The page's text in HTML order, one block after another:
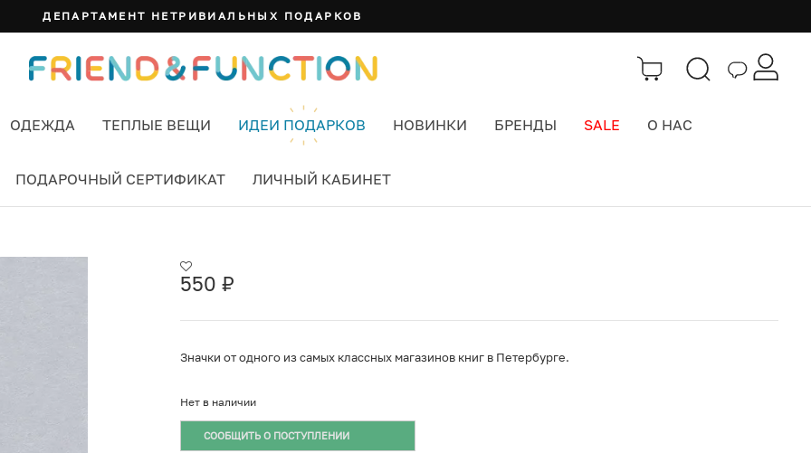
ДЕПАРТАМЕНТ НЕТРИВИАЛЬНЫХ ПОДАРКОВ
ОДЕЖДА ТЕПЛЫЕ ВЕЩИ ИДЕИ ПОДАРКОВ НОВИНКИ БРЕНДЫ SALE О НАС
ПОДАРОЧНЫЙ СЕРТИФИКАТ ЛИЧНЫЙ КАБИНЕТ
550 ₽
Значки от одного из самых классных магазинов книг в Петербурге.
Нет в наличии
СООБЩИТЬ О ПОСТУПЛЕНИИ